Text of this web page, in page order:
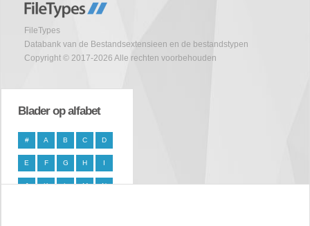
FileTypes
Databank van de Bestandsextensieen en de bestandstypen
Copyright © 2017-2026 Alle rechten voorbehouden
Blader op alfabet
# A B C D
E F G H I
J K L M N